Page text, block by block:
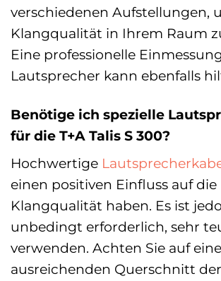
verschiedenen Aufstellungen,
Klangqualität in Ihrem Raum
Eine professionelle
Lautsprecher kann ebenfalls
Benötige ich spezielle
für die T+A Talis S 300?
Hochwertige
einen positiven Einfluss auf die
Klangqualität haben. Es ist
unbedingt erforderlich, sehr
verwenden. Achten Sie auf
ausreichenden Querschnitt